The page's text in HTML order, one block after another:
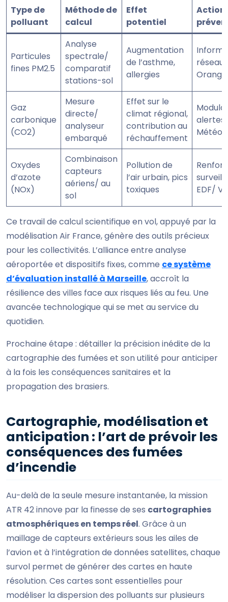
Type de
polluant
Méthode de
calcul
Effet
potentiel
Action
Particules
fines PM2.5
Analyse
spectrale/
comparatif
stations-sol
Augmentation
de l’asthme,
allergies
réseaux
Orange
Gaz
carbonique
(CO2)
Mesure
directe/
analyseur
embarqué
Effet sur le
climat régional,
contribution au
réchauffement
alertes
Oxydes
d’azote
(NOx)
Combinaison
capteurs
aériens/ au
sol
Pollution de
l’air urbain, pics
toxiques
EDF/
Ce travail de calcul scientifique en vol, appuyé par la
modélisation Air France, génère des outils précieux
pour les collectivités. L’alliance entre analyse
aéroportée et dispositifs fixes, comme ce système
d’évaluation installé à Marseille, accroît la
résilience des villes face aux risques liés au feu. Une
avancée technologique qui se met au service du
quotidien.
Prochaine étape : détailler la précision inédite de la
cartographie des fumées et son utilité pour anticiper
à la fois les conséquences sanitaires et la
propagation des brasiers.
Cartographie, modélisation et
anticipation : l’art de prévoir les
conséquences des fumées
d’incendie
Au-delà de la seule mesure instantanée, la mission
ATR 42 innove par la finesse de ses cartographies
atmosphériques en temps réel. Grâce à un
maillage de capteurs extérieurs sous les ailes de
l’avion et à l’intégration de données satellites, chaque
survol permet de générer des cartes en haute
résolution. Ces cartes sont essentielles pour
modéliser la dispersion des polluants sur plusieurs